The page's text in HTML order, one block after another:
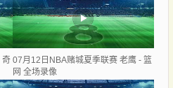
奇 07月12日NBA赌城夏季联赛 老鹰 - 篮
网 全场录像